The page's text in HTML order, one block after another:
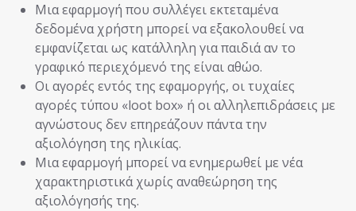
Μια εφαρμογή που συλλέγει εκτεταμένα
δεδομένα χρήστη μπορεί να εξακολουθεί να
εμφανίζεται ως κατάλληλη για παιδιά αν το
γραφικό περιεχόμενό της είναι αθώο.
Οι αγορές εντός της εφαμοργής, οι τυχαίες
αγορές τύπου «loot box» ή οι αλληλεπιδράσεις με
αγνώστους δεν επηρεάζουν πάντα την
αξιολόγηση της ηλικίας.
Μια εφαρμογή μπορεί να ενημερωθεί με νέα
χαρακτηριστικά χωρίς αναθεώρηση της
αξιολόγησής της.